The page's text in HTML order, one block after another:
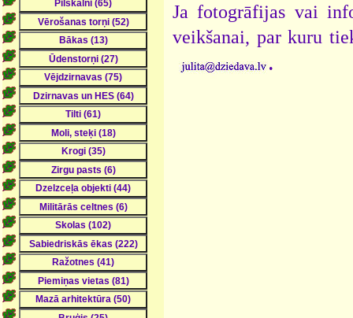
Ja fotogrāfijas vai
veikšanai, par kuru
.